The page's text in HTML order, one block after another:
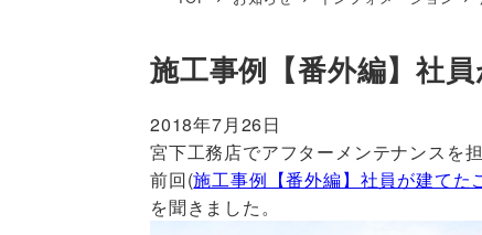
施工事例【番外編】社
2018年7月26日
宮下工務店でアフターメンテナンスを
前回(施工事例【番外編】社員が建て
を聞きました。